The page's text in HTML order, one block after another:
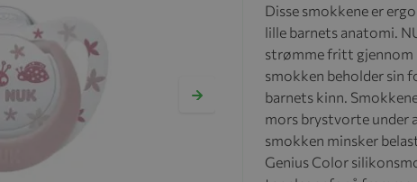
Disse smokkene er
lille barnets anatomi.
strømme fritt gjennom
smokken beholder sin
barnets kinn.
mors brystvorte under
smokken minsker
Genius Color